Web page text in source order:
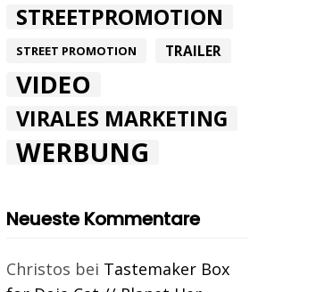
STREETPROMOTION
STREET PROMOTION TRAILER
VIDEO
VIRALES MARKETING
WERBUNG
Neueste Kommentare
Christos bei Tastemaker Box